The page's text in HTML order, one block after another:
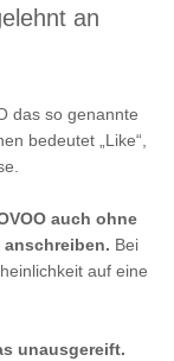
an
das so genannte
bedeutet „Like“,
auch ohne
Bei
auf eine
unausgereift.